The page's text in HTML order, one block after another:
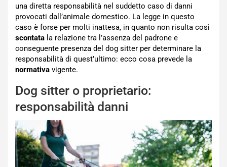
una diretta responsabilità nel suddetto caso di danni
provocati dall’animale domestico. La legge in questo
caso è forse per molti inattesa, in quanto non risulta così
scontata la relazione tra l’assenza del padrone e
conseguente presenza del dog sitter per determinare la
responsabilità di quest’ultimo: ecco cosa prevede la
normativa vigente.
Dog sitter o proprietario:
responsabilità danni